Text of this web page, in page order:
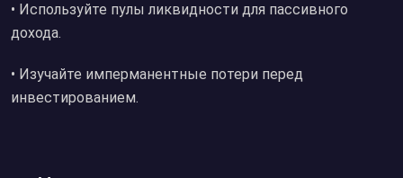
• Используйте пулы ликвидности для пассивного
дохода.
• Изучайте имперманентные потери перед
инвестированием.